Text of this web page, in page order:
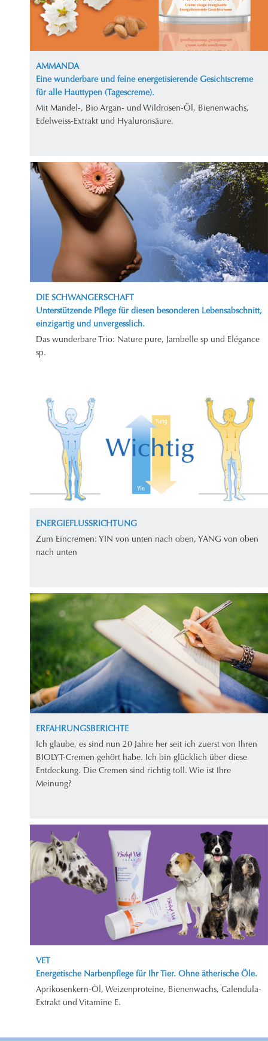
AMMANDA
Eine wunderbare und feine energetisierende Gesichtscreme
für alle Hauttypen (Tagescreme).
Mit Mandel-, Bio Argan- und Wildrosen-Öl, Bienenwachs,
Edelweiss-Extrakt und Hyaluronsäure.
DIE SCHWANGERSCHAFT
Unterstützende Pflege für diesen besonderen Lebensabschnitt,
einzigartig und unvergesslich.
Das wunderbare Trio: Nature pure, Jambelle sp und Elégance
sp.
ENERGIEFLUSSRICHTUNG
Zum Eincremen: YIN von unten nach oben, YANG von oben
nach unten
ERFAHRUNGSBERICHTE
Ich glaube, es sind nun 20 Jahre her seit ich zuerst von Ihren
BIOLYT-Cremen gehört habe. Ich bin glücklich über diese
Entdeckung. Die Cremen sind richtig toll. Wie ist Ihre
Meinung?
VET
Energetische Narbenpflege für Ihr Tier. Ohne ätherische Öle.
Aprikosenkern-Öl, Weizenproteine, Bienenwachs, Calendula-
Extrakt und Vitamine E.